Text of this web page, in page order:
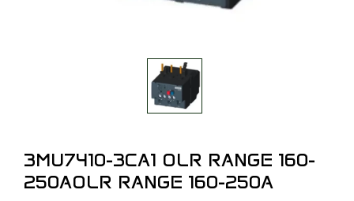
3MU7410-3CA1 OLR RANGE 160-
250AOLR RANGE 160-250A